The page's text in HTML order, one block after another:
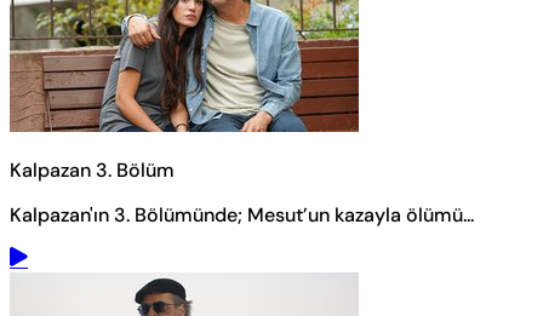
Kalpazan 3. Bölüm
Kalpazan'ın 3. Bölümünde; Mesut’un kazayla ölümü...